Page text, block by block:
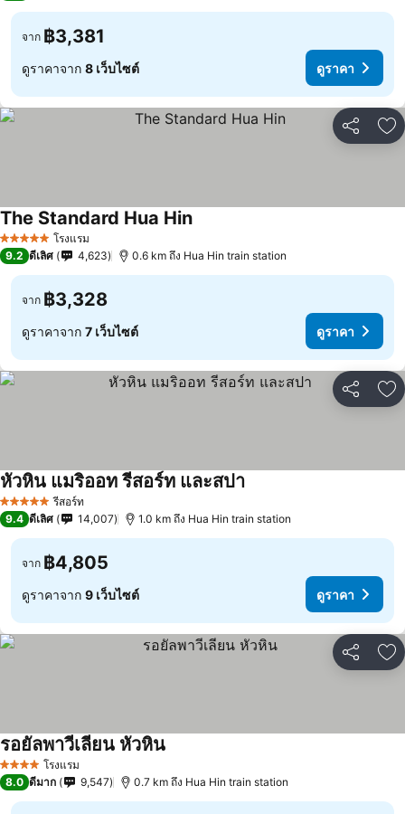
จาก ฿3,381
ดูราคาจาก 8 เว็บไซต์ ดูราคา
แชร์ เ
5 ดาว โรงแรม
The Standard Hua Hin
9.2 ดีเลิศ 4,623 0.6 km ถึง Hua Hin train station
จาก ฿3,328
ดูราคาจาก 7 เว็บไซต์ ดูราคา
แชร์ เ
5 ดาว รีสอร์ท
หัวหิน แมริออท รีสอร์ท และสปา
9.4 ดีเลิศ 14,007 1.0 km ถึง Hua Hin train station
จาก ฿4,805
ดูราคาจาก 9 เว็บไซต์ ดูราคา
แชร์ เ
4 ดาว โรงแรม
รอยัลพาวีเลียน หัวหิน
8.0 ดีมาก 9,547 0.7 km ถึง Hua Hin train station